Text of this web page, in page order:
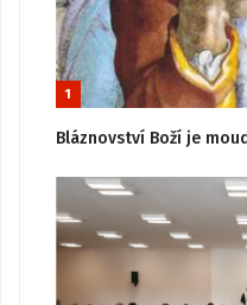
1
Bláznovství Boží je